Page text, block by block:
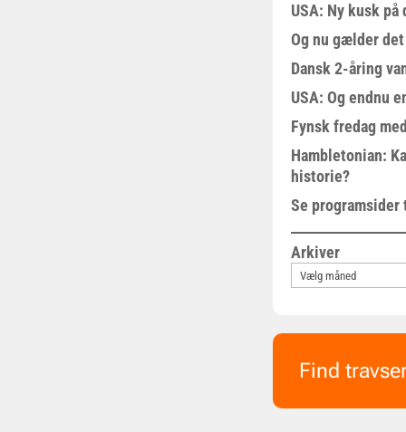
USA: Ny kusk på
Og nu gælder
Dansk 2-åring
USA: Og endnu
Fynsk fredag
Hambletonian:
historie?
Se
Arkiver
Find